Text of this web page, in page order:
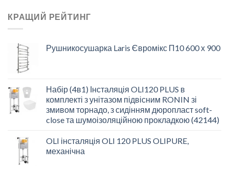
КРАЩИЙ РЕЙТИНГ
Рушникосушарка Laris Євромікс П10 600 х 900
Набір (4в1) Інсталяція OLI120 PLUS в
комплекті з унітазом підвісним RONIN зі
змивом торнадо, з сидінням дюропласт soft-
close та шумоізоляційною прокладкою (42144)
OLI інсталяція OLI 120 PLUS OLIPURE,
механічна